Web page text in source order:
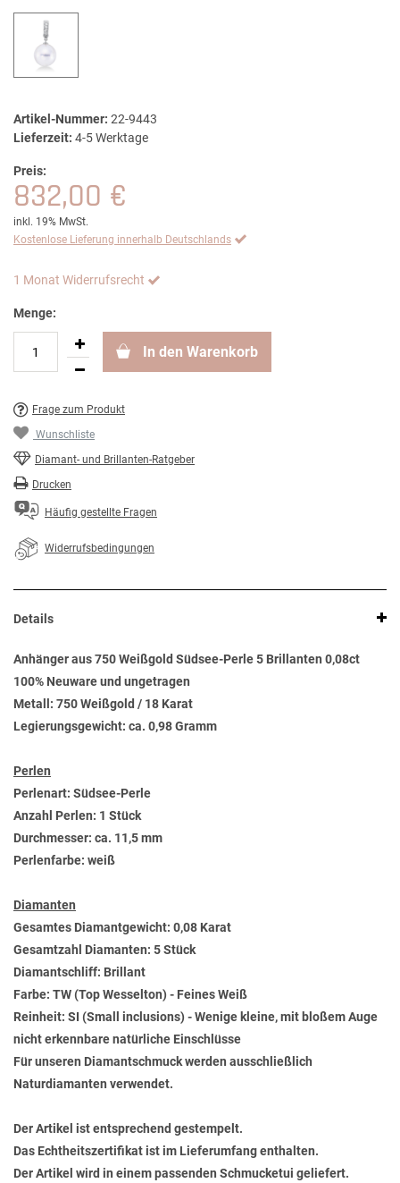
Artikel-Nummer: 22-9443
Lieferzeit: 4-5 Werktage
Preis:
832,00 €
inkl. 19% MwSt.
Kostenlose Lieferung innerhalb Deutschlands
1 Monat Widerrufsrecht
Menge:
In den Warenkorb
Frage zum Produkt
Wunschliste
Diamant- und Brillanten-Ratgeber
Drucken
Häufig gestellte Fragen
Widerrufsbedingungen
Details
Anhänger aus 750 Weißgold Südsee-Perle 5 Brillanten 0,08ct
100% Neuware und ungetragen
Metall: 750 Weißgold / 18 Karat
Legierungsgewicht: ca. 0,98 Gramm
Perlen
Perlenart: Südsee-Perle
Anzahl Perlen: 1 Stück
Durchmesser: ca. 11,5 mm
Perlenfarbe: weiß
Diamanten
Gesamtes Diamantgewicht: 0,08 Karat
Gesamtzahl Diamanten: 5 Stück
Diamantschliff: Brillant
Farbe: TW (Top Wesselton) - Feines Weiß
Reinheit: SI (Small inclusions) - Wenige kleine, mit bloßem Auge
nicht erkennbare natürliche Einschlüsse
Für unseren Diamantschmuck werden ausschließlich
Naturdiamanten verwendet.
Der Artikel ist entsprechend gestempelt.
Das Echtheitszertifikat ist im Lieferumfang enthalten.
Der Artikel wird in einem passenden Schmucketui geliefert.